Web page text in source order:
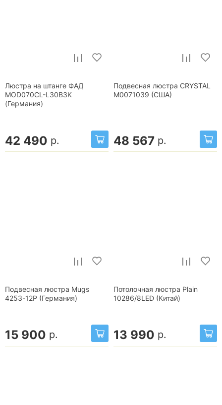
Люстра на штанге ФАД
MOD070CL-L30B3K
(Германия)
42 490 р.
Подвесная люстра CRYSTAL
М0071039 (США)
48 567 р.
Подвесная люстра Mugs
4253-12P (Германия)
15 900 р.
Потолочная люстра Plain
10286/8LED (Китай)
13 990 р.